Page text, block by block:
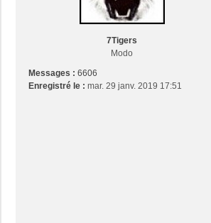
7Tigers
Modo
Messages : 6606
Enregistré le : mar. 29 janv. 2019 17:51